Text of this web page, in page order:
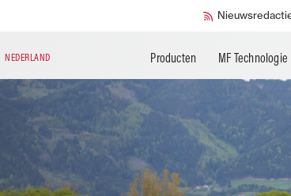
NEDERLAND Producten MF Technologie
Smart Check